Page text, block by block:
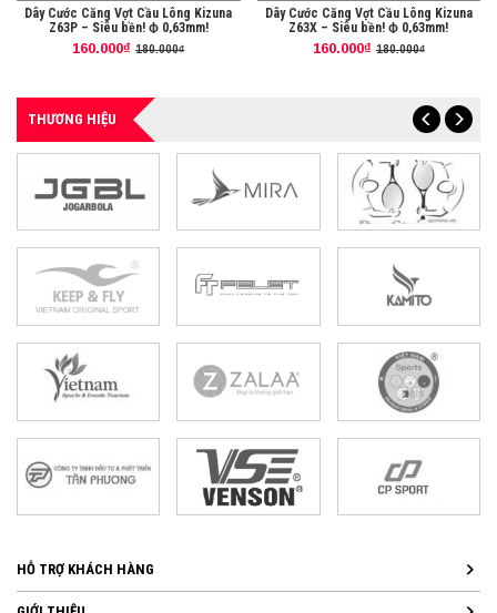
Dây Cước Căng Vợt Cầu Lông Kizuna
Z63P – Siêu bền! ϕ 0,63mm!
160.000₫ 180.000₫
Dây Cước Căng Vợt Cầu Lông Kizuna
Z63X – Siêu bền! ϕ 0,63mm!
160.000₫ 180.000₫
THƯƠNG HIỆU
HỖ TRỢ KHÁCH HÀNG